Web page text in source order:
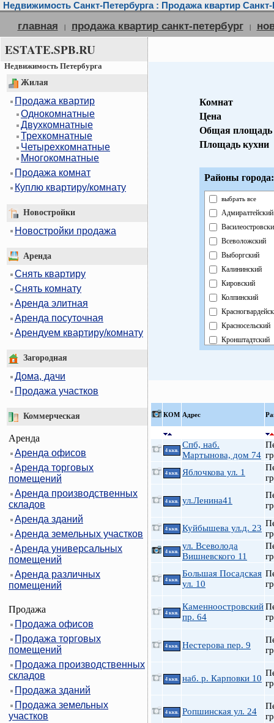
Недвижимость Санкт-Петербурга : Продажа квартир Санкт-
главная | продажа квартир санкт-петербург |
ESTATE.SPB.RU
Недвижимость Петербурга
Жилая
Продажа квартир
Однокомнатные
Двухкомнатные
Трехкомнатные
Четырехкомнатные
Многокомнатные
Продажа комнат
Куплю квартиру/комнату
Новостройки
Новостройки продажа
Аренда
Снять квартиру
Снять комнату
Аренда элитная
Аренда посуточная
Арендуем квартиру/комнату
Загородная
Дома, дачи
Продажа участков
Коммерческая
Аренда
Аренда офисов
Аренда торговых
помещений
Аренда производственных
складов
Аренда зданий
Аренда земельных участков
Аренда универсальных
помещений
Аренда различных
помещений
Продажа
Продажа офисов
Продажа торговых
помещений
Продажа производственных
складов
Продажа зданий
Продажа земельных
участков
Комнат
Цена
Общая площадь
Площадь кухни
Районы города:
выбрать все
Адмиралтейский
Всеволожский
Выборгский
Калининский
Кировский
Колпинский
Красносельский
Кронштадтский
Петроградский
Приморский
КOМ Адрес
4 ккв.
Спб, наб.
Мартынова, дом 74 гр
4 ккв. Яблочкова ул. 1
гр
4 ккв. ул.Ленина41
гр
4 ккв. Куйбышева ул.д. 23
гр
4 ккв.
ул. Всеволода
Вишневского 11
гр
4 ккв.
Большая Посадская
ул. 10
гр
4 ккв.
Каменноостровский
пр. 64
гр
4 ккв. Нестерова пер. 9
гр
4 ккв. наб. р. Карповки 10 гр
4 ккв. Ропшинская ул. 24
гр